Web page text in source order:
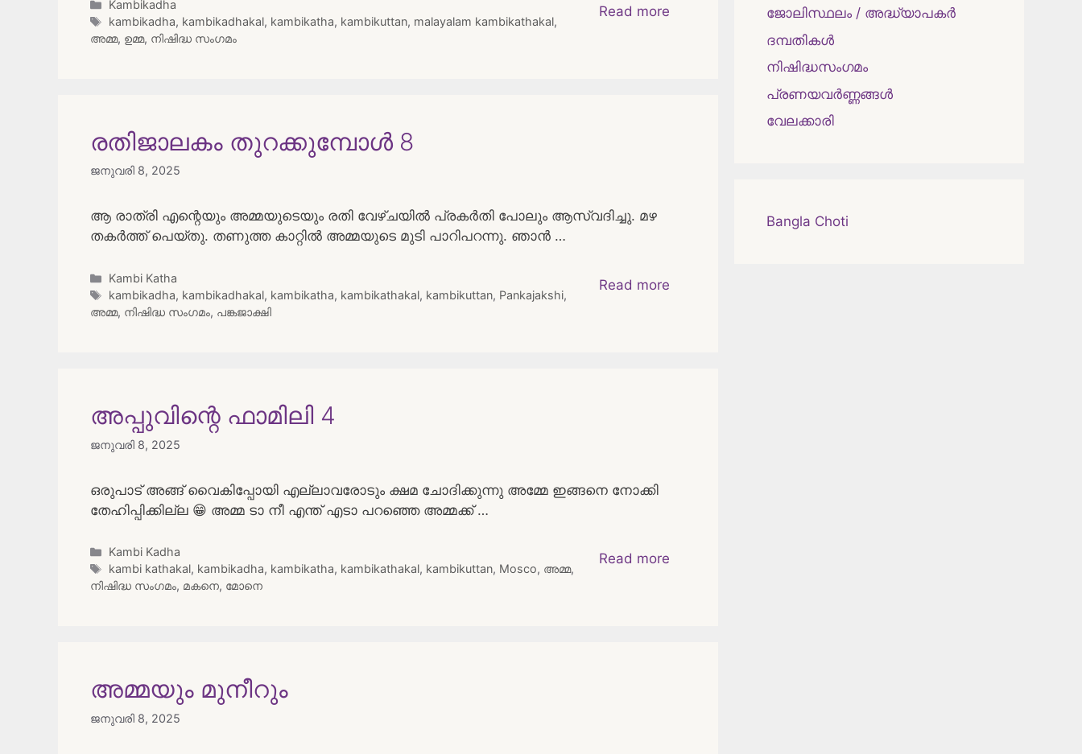
Read more
Categories
Kambikadha
Tags
kambikadha, kambikadhakal, kambikatha, kambikuttan, malayalam kambikathakal,
അമ്മ, ഉമ്മ, നിഷിദ്ധ സംഗമം
രതിജാലകം തുറക്കുമ്പോൾ 8
ജനുവരി 8, 2025
ആ രാത്രി എന്റെയും അമ്മയുടെയും രതി വേഴ്ചയിൽ പ്രകർതി പോലും ആസ്വദിച്ചു. മഴ
തകർത്ത് പെയ്തു. തണുത്ത കാറ്റിൽ അമ്മയുടെ മുടി പാറിപറന്നു. ഞാൻ …
Read more
Categories
Kambi Katha
Tags
kambikadha, kambikadhakal, kambikatha, kambikathakal, kambikuttan, Pankajakshi,
അമ്മ, നിഷിദ്ധ സംഗമം, പങ്കജാക്ഷി
അപ്പുവിന്റെ ഫാമിലി 4
ജനുവരി 8, 2025
ഒരുപാട് അങ്ങ് വൈകിപ്പോയി എല്ലാവരോടും ക്ഷമ ചോദിക്കുന്നു അമ്മേ ഇങ്ങനെ നോക്കി
തേഹിപ്പിക്കില്ല 😁 അമ്മ ടാ നീ എന്ത് എടാ പറഞ്ഞെ അമ്മക്ക് …
Read more
Categories
Kambi Kadha
Tags
kambi kathakal, kambikadha, kambikatha, kambikathakal, kambikuttan, Mosco, അമ്മ,
നിഷിദ്ധ സംഗമം, മകനെ, മോനെ
അമ്മയും മുനീറും
ജനുവരി 8, 2025
ജോലിസ്ഥലം / അദ്ധ്യാപകർ
ദമ്പതികള്‍
നിഷിദ്ധസംഗമം
പ്രണയവർണ്ണങ്ങൾ
വേലക്കാരി
Bangla Choti